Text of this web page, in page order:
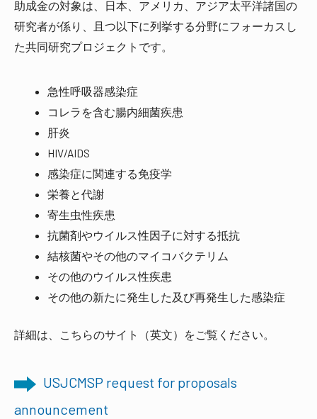
助成金の対象は、日本、アメリカ、アジア太平洋諸国の
研究者が係り、且つ以下に列挙する分野にフォーカスし
た共同研究プロジェクトです。
急性呼吸器感染症
コレラを含む腸内細菌疾患
肝炎
HIV/AIDS
感染症に関連する免疫学
栄養と代謝
寄生虫性疾患
抗菌剤やウイルス性因子に対する抵抗
結核菌やその他のマイコバクテリム
その他のウイルス性疾患
その他の新たに発生した及び再発生した感染症
詳細は、こちらのサイト（英文）をご覧ください。
USJCMSP request for proposals
announcement